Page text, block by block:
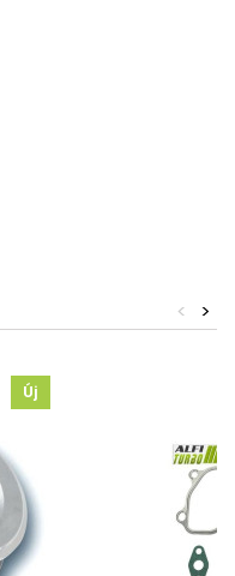
>
<
Új